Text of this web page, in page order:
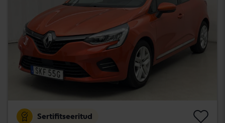
Sertifitseeritud